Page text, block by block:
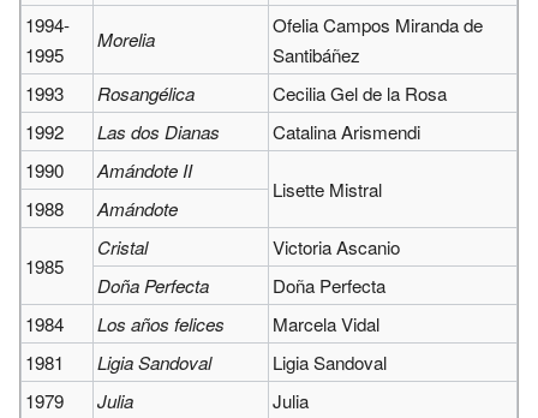
1994-
1995
Morelia
Ofelia Campos Miranda de
Santibáñez
1993
Rosangélica
Cecilia Gel de la Rosa
1992
Las dos Dianas
Catalina Arismendi
1990
Amándote II
Lisette Mistral
1988 Amándote
1985
Cristal
Victoria Ascanio
Doña Perfecta
Doña Perfecta
1984
Los años felices
Marcela Vidal
1981
Ligia Sandoval
Ligia Sandoval
1979
Julia
Julia